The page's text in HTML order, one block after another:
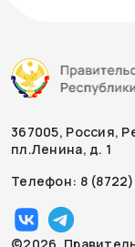
367005, Россия,
пл.Ленина, д. 1
Телефон: 8